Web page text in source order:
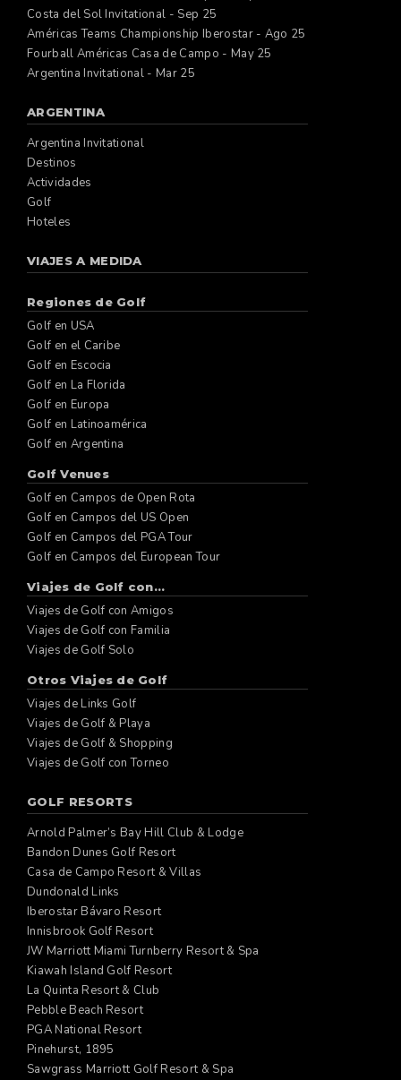
Costa del Sol Invitational - Sep 25
Américas Teams Championship Iberostar - Ago 25
Fourball Américas Casa de Campo - May 25
Argentina Invitational - Mar 25
ARGENTINA
Argentina Invitational
Destinos
Actividades
Golf
Hoteles
VIAJES A MEDIDA
Regiones de Golf
Golf en USA
Golf en el Caribe
Golf en Escocia
Golf en La Florida
Golf en Europa
Golf en Latinoamérica
Golf en Argentina
Golf Venues
Golf en Campos de Open Rota
Golf en Campos del US Open
Golf en Campos del PGA Tour
Golf en Campos del European Tour
Viajes de Golf con...
Viajes de Golf con Amigos
Viajes de Golf con Familia
Viajes de Golf Solo
Otros Viajes de Golf
Viajes de Links Golf
Viajes de Golf & Playa
Viajes de Golf & Shopping
Viajes de Golf con Torneo
GOLF RESORTS
Arnold Palmer’s Bay Hill Club & Lodge
Bandon Dunes Golf Resort
Casa de Campo Resort & Villas
Dundonald Links
Iberostar Bávaro Resort
Innisbrook Golf Resort
JW Marriott Miami Turnberry Resort & Spa
Kiawah Island Golf Resort
La Quinta Resort & Club
Pebble Beach Resort
PGA National Resort
Pinehurst, 1895
Sawgrass Marriott Golf Resort & Spa